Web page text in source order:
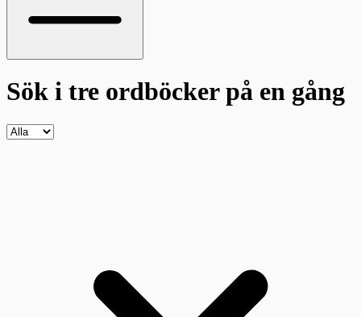
Sök i tre ordböckerpå en gång